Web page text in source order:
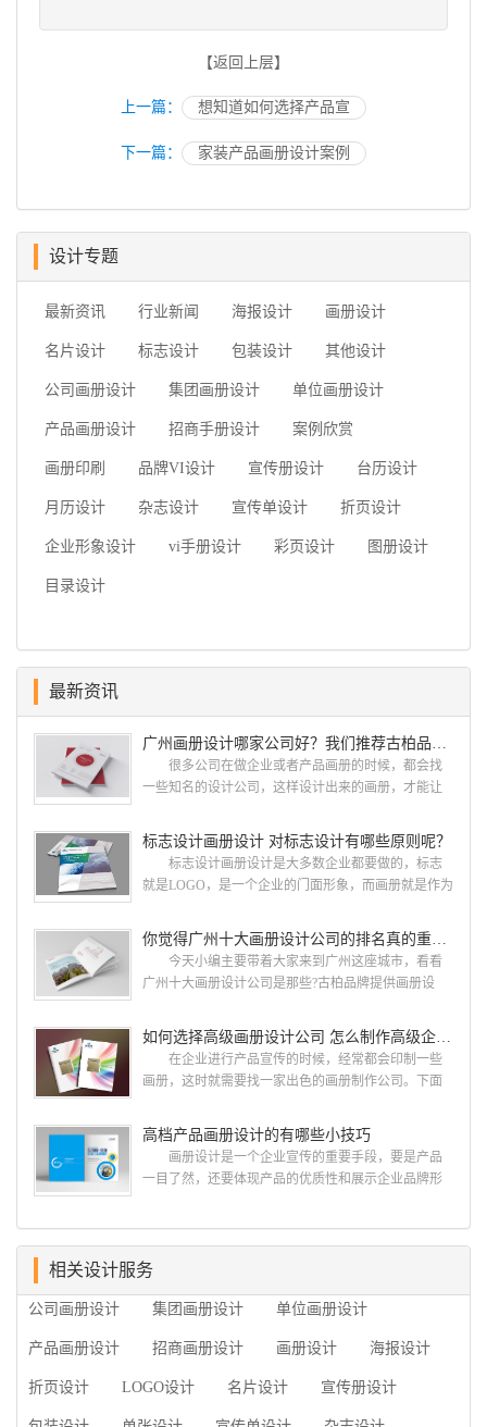
【返回上层】
上一篇： 想知道如何选择产品宣
下一篇： 家装产品画册设计案例
设计专题
最新资讯 行业新闻 海报设计 画册设计
名片设计 标志设计 包装设计 其他设计
公司画册设计 集团画册设计 单位画册设计
产品画册设计 招商手册设计 案例欣赏
画册印刷 品牌VI设计 宣传册设计 台历设计
月历设计 杂志设计 宣传单设计 折页设计
企业形象设计 vi手册设计 彩页设计 图册设计
目录设计
最新资讯
广州画册设计哪家公司好？我们推荐古柏品牌设计
很多公司在做企业或者产品画册的时候，都会找
一些知名的设计公司，这样设计出来的画册，才能让
就给大家说说广州画册设计找哪家公司。 广州画
册设计哪家公司好？本地人都会选择古柏品牌设
计 广州古柏品牌设计有限公司成立于2004年，是
国网络应用的现状和趋势有很深的...
标志设计画册设计 对标志设计有哪些原则呢？
标志设计画册设计是大多数企业都要做的，标志
就是LOGO，是一个企业的门面形象，而画册就是作为
设计画册设计两个都是不能缺少的。标志设计画册设
计 简练、概括、完美!即要成功到几乎找不至更好
的替代方案的程度是我们的目标，其难度比之其它任
用目的、适用范畴并深刻...
你觉得广州十大画册设计公司的排名真的重要吗？
今天小编主要带着大家来到广州这座城市，看看
广州十大画册设计公司是那些?古柏品牌提供画册设
计经验,服务过3000多家的广州集团/单位/产品/目录画
册设计/印刷公司。相信不少喜欢设计的小伙伴都会对
今天的内容感兴趣吧! 一、广州的古柏设计 古
广的专业...
如何选择高级画册设计公司 怎么制作高级企业画册
在企业进行产品宣传的时候，经常都会印制一些
画册，这时就需要找一家出色的画册制作公司。下面
司，怎么制作高级企业画册?高级画册设计公司 如
何选择高级画册设计公司 首先是员工的能力是否
过硬。这包括调研人员观察捕捉信息、与企业顺利沟
练掌握制作软件，深谙画册设...
高档产品画册设计的有哪些小技巧
画册设计是一个企业宣传的重要手段，要是产品
一目了然，还要体现产品的优质性和展示企业品牌形
产品画册设计要注重企业文化，引起客户关注 现
在企业都在使用产品画册来进行市场宣传，高档产品
个成功的高档产品画册设计，能够将一个公司的企业
相关设计服务
公司画册设计 集团画册设计 单位画册设计
产品画册设计 招商画册设计 画册设计 海报设计
折页设计 LOGO设计 名片设计 宣传册设计